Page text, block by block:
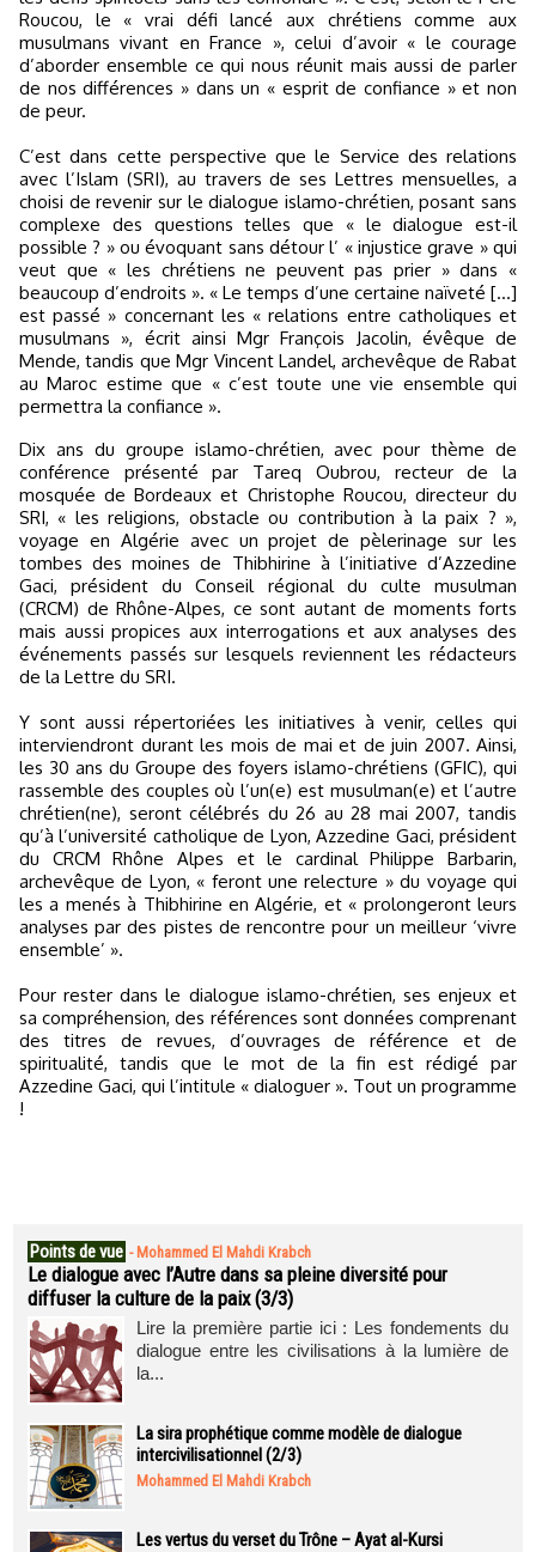
Roucou, le « vrai défi lancé aux chrétiens comme aux
musulmans vivant en France », celui d’avoir « le courage
d’aborder ensemble ce qui nous réunit mais aussi de parler
de nos différences » dans un « esprit de confiance » et non
de peur.
C’est dans cette perspective que le Service des relations
avec l’Islam (SRI), au travers de ses Lettres mensuelles, a
choisi de revenir sur le dialogue islamo-chrétien, posant sans
complexe des questions telles que « le dialogue est-il
possible ? » ou évoquant sans détour l’ « injustice grave » qui
veut que « les chrétiens ne peuvent pas prier » dans «
beaucoup d’endroits ». « Le temps d’une certaine naïveté […]
est passé » concernant les « relations entre catholiques et
musulmans », écrit ainsi Mgr François Jacolin, évêque de
Mende, tandis que Mgr Vincent Landel, archevêque de Rabat
au Maroc estime que « c’est toute une vie ensemble qui
permettra la confiance ».
Dix ans du groupe islamo-chrétien, avec pour thème de
conférence présenté par Tareq Oubrou, recteur de la
mosquée de Bordeaux et Christophe Roucou, directeur du
SRI, « les religions, obstacle ou contribution à la paix ? »,
voyage en Algérie avec un projet de pèlerinage sur les
tombes des moines de Thibhirine à l’initiative d’Azzedine
Gaci, président du Conseil régional du culte musulman
(CRCM) de Rhône-Alpes, ce sont autant de moments forts
mais aussi propices aux interrogations et aux analyses des
événements passés sur lesquels reviennent les rédacteurs
de la Lettre du SRI.
Y sont aussi répertoriées les initiatives à venir, celles qui
interviendront durant les mois de mai et de juin 2007. Ainsi,
les 30 ans du Groupe des foyers islamo-chrétiens (GFIC), qui
rassemble des couples où l’un(e) est musulman(e) et l’autre
chrétien(ne), seront célébrés du 26 au 28 mai 2007, tandis
qu’à l’université catholique de Lyon, Azzedine Gaci, président
du CRCM Rhône Alpes et le cardinal Philippe Barbarin,
archevêque de Lyon, « feront une relecture » du voyage qui
les a menés à Thibhirine en Algérie, et « prolongeront leurs
analyses par des pistes de rencontre pour un meilleur ‘vivre
ensemble’ ».
Pour rester dans le dialogue islamo-chrétien, ses enjeux et
sa compréhension, des références sont données comprenant
des titres de revues, d’ouvrages de référence et de
spiritualité, tandis que le mot de la fin est rédigé par
Azzedine Gaci, qui l’intitule « dialoguer ». Tout un programme
!
Points de vue - Mohammed El Mahdi Krabch
Le dialogue avec l’Autre dans sa pleine diversité pour
diffuser la culture de la paix (3/3)
Lire la première partie ici : Les fondements du
dialogue entre les civilisations à la lumière de
la...
La sira prophétique comme modèle de dialogue
intercivilisationnel (2/3)
Mohammed El Mahdi Krabch
Les vertus du verset du Trône – Ayat al-Kursi